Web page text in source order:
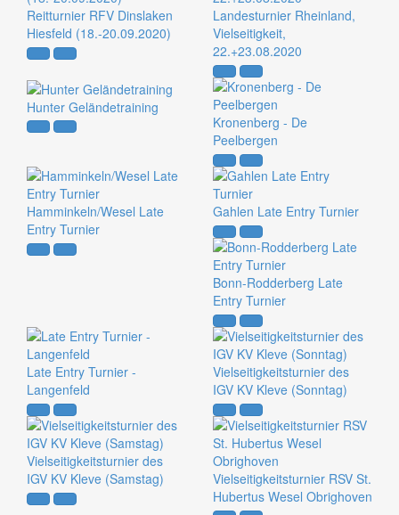
Reitturnier RFV Dinslaken
Hiesfeld (18.-20.09.2020)
Landesturnier Rheinland,
Vielseitigkeit,
22.+23.08.2020
Hunter Geländetraining
Kronenberg - De
Peelbergen
Hamminkeln/Wesel Late
Entry Turnier
Gahlen Late Entry Turnier
Bonn-Rodderberg Late
Entry Turnier
Late Entry Turnier -
Langenfeld
Vielseitigkeitsturnier des
IGV KV Kleve (Sonntag)
Vielseitigkeitsturnier des
IGV KV Kleve (Samstag)
Vielseitigkeitsturnier RSV St.
Hubertus Wesel Obrighoven